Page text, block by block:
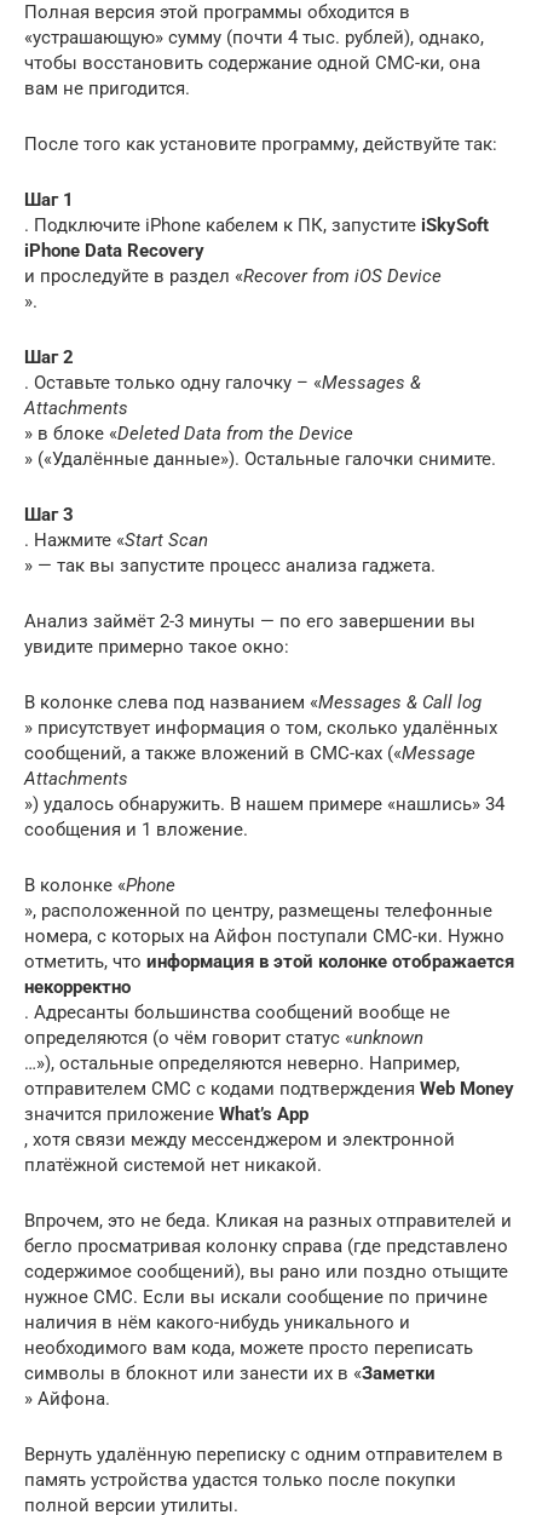
Полная версия этой программы обходится в
«устрашающую» сумму (почти 4 тыс. рублей), однако,
чтобы восстановить содержание одной СМС-ки, она
вам не пригодится.
После того как установите программу, действуйте так:
Шаг 1
. Подключите iPhone кабелем к ПК, запустите iSkySoft
iPhone Data Recovery
и проследуйте в раздел «Recover from iOS Device
».
Шаг 2
. Оставьте только одну галочку – «Messages &
Attachments
» в блоке «Deleted Data from the Device
» («Удалённые данные»). Остальные галочки снимите.
Шаг 3
. Нажмите «Start Scan
» — так вы запустите процесс анализа гаджета.
Анализ займёт 2-3 минуты — по его завершении вы
увидите примерно такое окно:
В колонке слева под названием «Messages & Call log
» присутствует информация о том, сколько удалённых
сообщений, а также вложений в СМС-ках («Message
Attachments
») удалось обнаружить. В нашем примере «нашлись» 34
сообщения и 1 вложение.
В колонке «Phone
», расположенной по центру, размещены телефонные
номера, с которых на Айфон поступали СМС-ки. Нужно
отметить, что информация в этой колонке отображается
некорректно
. Адресанты большинства сообщений вообще не
определяются (о чём говорит статус «unknown
…»), остальные определяются неверно. Например,
отправителем СМС с кодами подтверждения Web Money
значится приложение What’s App
, хотя связи между мессенджером и электронной
платёжной системой нет никакой.
Впрочем, это не беда. Кликая на разных отправителей и
бегло просматривая колонку справа (где представлено
содержимое сообщений), вы рано или поздно отыщите
нужное СМС. Если вы искали сообщение по причине
наличия в нём какого-нибудь уникального и
необходимого вам кода, можете просто переписать
символы в блокнот или занести их в «Заметки
» Айфона.
Вернуть удалённую переписку с одним отправителем в
память устройства удастся только после покупки
полной версии утилиты.